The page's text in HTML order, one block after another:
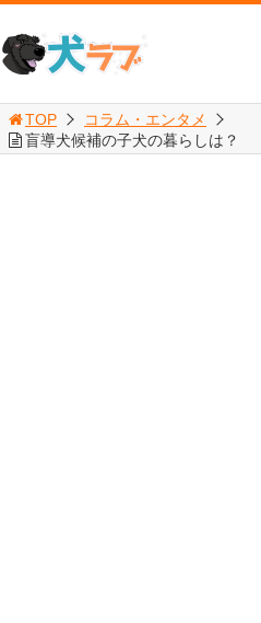
TOP
コラム・エンタメ
盲導犬候補の子犬の暮らしは？